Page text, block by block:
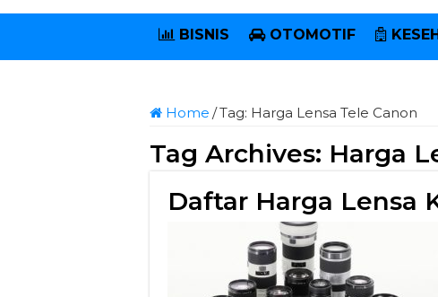
BISNIS OTOMOTIF
Home /Tag: Harga Lensa Tele Canon
Tag Archives: Harga
Daftar Harga Lensa